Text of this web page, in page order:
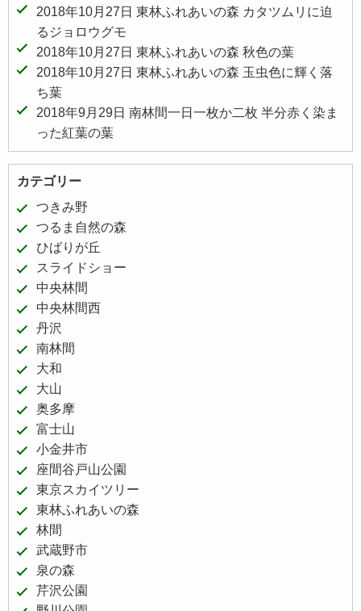
2018年10月27日 東林ふれあいの森 カタツムリに迫
るジョロウグモ
2018年10月27日 東林ふれあいの森 秋色の葉
2018年10月27日 東林ふれあいの森 玉虫色に輝く落
ち葉
2018年9月29日 南林間一日一枚か二枚 半分赤く染ま
った紅葉の葉
カテゴリー
つきみ野
つるま自然の森
ひばりが丘
スライドショー
中央林間
中央林間西
丹沢
南林間
大和
大山
奥多摩
富士山
小金井市
座間谷戸山公園
東京スカイツリー
東林ふれあいの森
林間
武蔵野市
泉の森
芹沢公園